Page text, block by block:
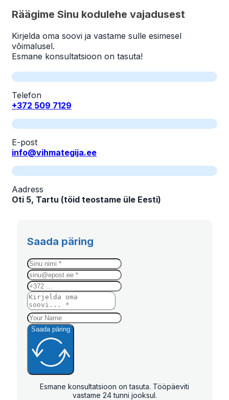
Räägime Sinu kodulehe vajadusest
Kirjelda oma soovi ja vastame sulle esimesel
võimalusel.
Esmane konsultatsioon on tasuta!
Telefon
+372 509 7129
E-post
info@vihmategija.ee
Aadress
Oti 5, Tartu (töid teostame üle Eesti)
Saada päring
Saada päring
Esmane konsultatsioon on tasuta. Tööpäeviti
vastame 24 tunni jooksul.